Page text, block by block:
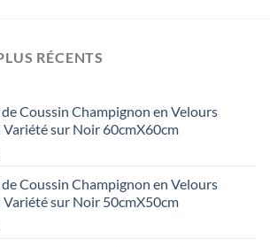
RÉCENTS
Coussin Champignon en Velours
Variété sur Noir 60cmX60cm
Coussin Champignon en Velours
Variété sur Noir 50cmX50cm